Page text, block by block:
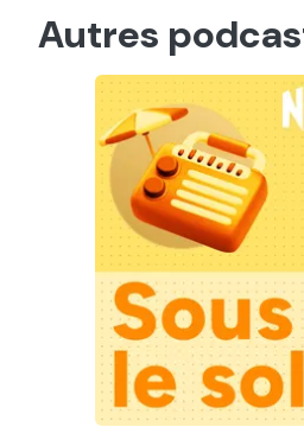
Autres